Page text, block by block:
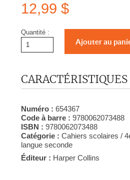
12,99 $
Quantité :
CARACTÉRISTIQUES
Numéro : 654367
Code à barre : 9780062073488
ISBN : 9780062073488
Catégorie : Cahiers scolaires /
langue seconde
Éditeur : Harper Collins